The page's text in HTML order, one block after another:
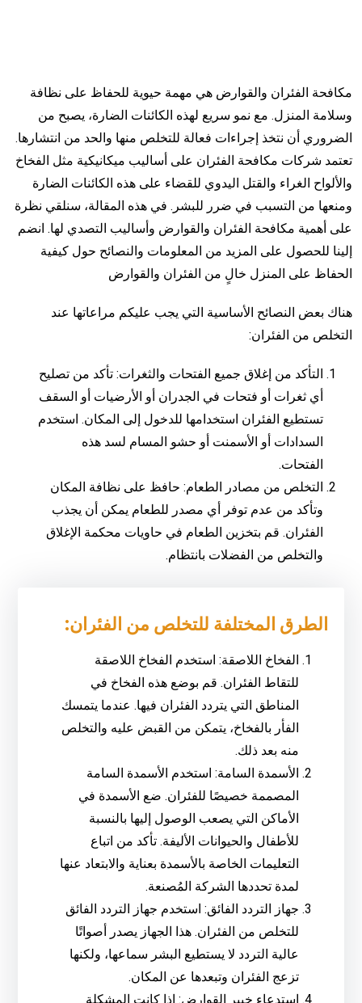
مكافحة الفئران والقوارض هي مهمة حيوية للحفاظ على نظافة
وسلامة المنزل. مع نمو سريع لهذه الكائنات الضارة، يصبح من
الضروري أن نتخذ إجراءات فعالة للتخلص منها والحد من انتشارها.
تعتمد شركات مكافحة الفئران على أساليب ميكانيكية مثل الفخاخ
والألواح الغراء والقتل اليدوي للقضاء على هذه الكائنات الضارة
ومنعها من التسبب في ضرر للبشر. في هذه المقالة، سنلقي نظرة
على أهمية مكافحة الفئران والقوارض وأساليب التصدي لها. انضم
إلينا للحصول على المزيد من المعلومات والنصائح حول كيفية
الحفاظ على المنزل خالٍ من الفئران والقوارض
هناك بعض النصائح الأساسية التي يجب عليكم مراعاتها عند
التخلص من الفئران:
التأكد من إغلاق جميع الفتحات والثغرات: تأكد من تصليح
أي ثغرات أو فتحات في الجدران أو الأرضيات أو السقف
تستطيع الفئران استخدامها للدخول إلى المكان. استخدم
السدادات أو الأسمنت أو حشو المسام لسد هذه
الفتحات.
التخلص من مصادر الطعام: حافظ على نظافة المكان
وتأكد من عدم توفر أي مصدر للطعام يمكن أن يجذب
الفئران. قم بتخزين الطعام في حاويات محكمة الإغلاق
والتخلص من الفضلات بانتظام.
الطرق المختلفة للتخلص من الفئران:
الفخاخ اللاصقة: استخدم الفخاخ اللاصقة
للتقاط الفئران. قم بوضع هذه الفخاخ في
المناطق التي يتردد الفئران فيها. عندما يتمسك
الفأر بالفخاخ، يتمكن من القبض عليه والتخلص
منه بعد ذلك.
الأسمدة السامة: استخدم الأسمدة السامة
المصممة خصيصًا للفئران. ضع الأسمدة في
الأماكن التي يصعب الوصول إليها بالنسبة
للأطفال والحيوانات الأليفة. تأكد من اتباع
التعليمات الخاصة بالأسمدة بعناية والابتعاد عنها
لمدة تحددها الشركة المُصنعة.
جهاز التردد الفائق: استخدم جهاز التردد الفائق
للتخلص من الفئران. هذا الجهاز يصدر أصواتًا
عالية التردد لا يستطيع البشر سماعها، ولكنها
تزعج الفئران وتبعدها عن المكان.
استدعاء خبير القوارض: إذا كانت المشكلة